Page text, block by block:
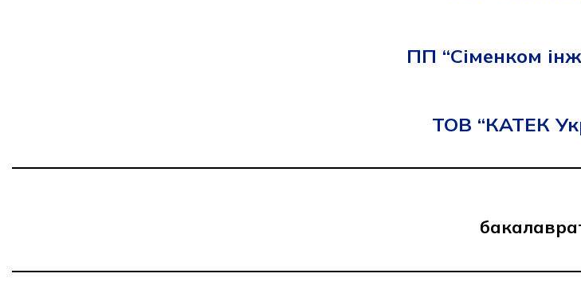
ПП “Сіменком
ТОВ “КАТЕК